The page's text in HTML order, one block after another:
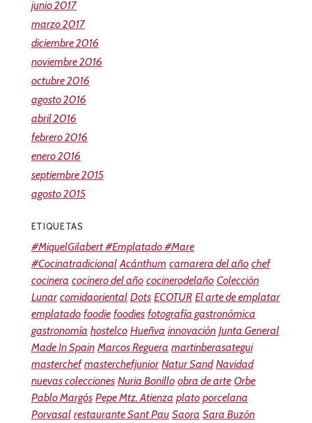
junio 2017
marzo 2017
diciembre 2016
noviembre 2016
octubre 2016
agosto 2016
abril 2016
febrero 2016
enero 2016
septiembre 2015
agosto 2015
ETIQUETAS
#MiquelGilabert #Emplatado #Mare
#Cocinatradicional Acánthum camarera del año chef
cocinera cocinero del año cocinerodelaño Colección
Lunar comidaoriental Dots ECOTUR El arte de emplatar
emplatado foodie foodies fotografía gastronómica
gastronomía hostelco Hueñva innovación Junta General
Made In Spain Marcos Reguera martinberasategui
masterchef masterchefjunior Natur Sand Navidad
nuevas colecciones Nuria Bonillo obra de arte Orbe
Pablo Margós Pepe Mtz. Atienza plato porcelana
Porvasal restaurante Sant Pau Saora Sara Buzón